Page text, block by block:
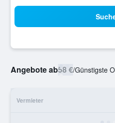
Angebote ab58 €/Günstigste
Vermieter